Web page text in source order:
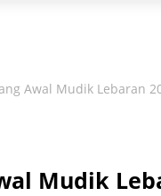
Awal Mudik Lebaran
Mudik